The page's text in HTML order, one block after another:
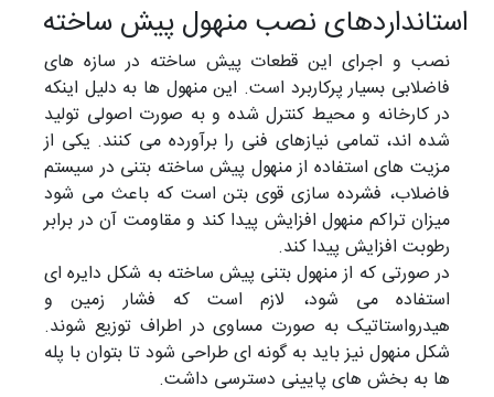
استانداردهای نصب منهول پیش ساخته
نصب و اجرای این قطعات پیش ساخته در سازه های
فاضلابی بسیار پرکاربرد است. این منهول ها به دلیل اینکه
در کارخانه و محیط کنترل شده و به صورت اصولی تولید
شده اند، تمامی نیازهای فنی را برآورده می کنند. یکی از
مزیت های استفاده از منهول پیش ساخته بتنی در سیستم
فاضلاب، فشرده سازی قوی بتن است که باعث می شود
میزان تراکم منهول افزایش پیدا کند و مقاومت آن در برابر
رطوبت افزایش پیدا کند.
در صورتی که از منهول بتنی پیش ساخته به شکل دایره ای
استفاده می شود، لازم است که فشار زمین و
هیدرواستاتیک به صورت مساوی در اطراف توزیع شوند.
شکل منهول نیز باید به گونه ای طراحی شود تا بتوان با پله
ها به بخش های پایینی دسترسی داشت.